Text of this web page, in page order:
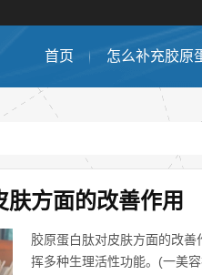
首页 怎么补充胶原
肤方面的改善作用
胶原蛋白肽对皮肤方面的改
挥多种生理活性功能。(一美